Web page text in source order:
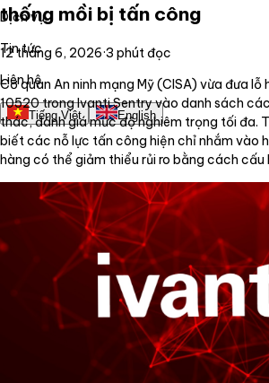
Dịch vụ
Tin tức
Liên hệ
Tiếng Việt English
thống mồi bị tấn công
12 tháng 6, 2026·3 phút đọc
Cơ quan An ninh mạng Mỹ (CISA) vừa đưa
10520 trong Ivanti Sentry vào danh sách
thác, đánh giá mức độ nghiêm trọng tối đa.
biết các nỗ lực tấn công hiện chỉ nhắm vào
hàng có thể giảm thiểu rủi ro bằng cách cấu